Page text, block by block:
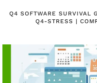
Q4 SOFTWARE SURVIVAL
Q4-STRESS |